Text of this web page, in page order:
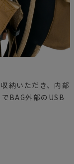
納いただき、内部
BAG外部のUSB